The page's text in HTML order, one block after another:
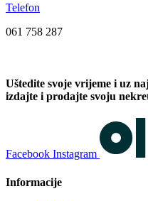
Telefon
061 758 287
Uštedite svoje vrijeme i uz
izdajte i prodajte svoju
Facebook Instagram
Informacije